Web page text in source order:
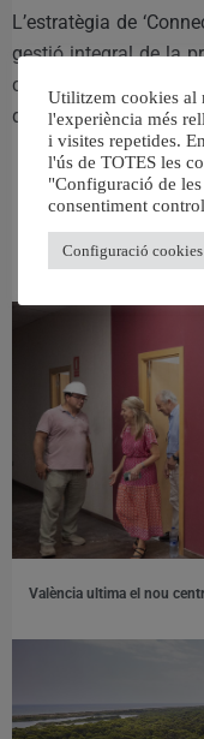
L’estratègia de
gestió integral de la
constitueix
desenvolupament.
València ultima el nou
Utilitzem cookies al
l'experiència més
i visites repetides.
l'ús de TOTES les
"Configuració de
consentiment
Configuració cookies